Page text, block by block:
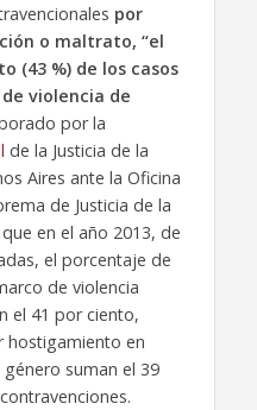
por
o maltrato, “el
(43 %) de los casos
violencia de
por la
de la Justicia de la
Aires ante la Oficina
de Justicia de la
en el año 2013, de
el porcentaje de
de violencia
el 41 por ciento,
hostigamiento en
suman el 39